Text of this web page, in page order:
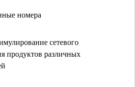
номера
сетевого
продуктов различных